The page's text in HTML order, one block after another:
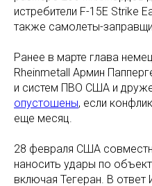
истребители F-15E Strike
также самолеты-
Ранее в марте глава
Rheinmetall Армин
и систем ПВО США и
опустошены, если
еще месяц.
28 февраля США
наносить удары по
включая Тегеран. В ответ